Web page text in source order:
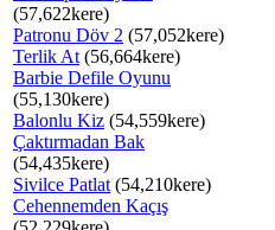
(57,622kere)
Patronu Döv 2 (57,052kere)
Terlik At (56,664kere)
Barbie Defile Oyunu
(55,130kere)
Balonlu Kiz (54,559kere)
Çaktırmadan Bak
(54,435kere)
Sivilce Patlat (54,210kere)
Cehennemden Kaçış